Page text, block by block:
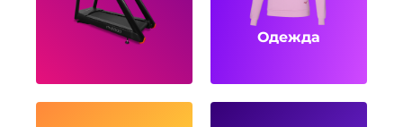
Одежда